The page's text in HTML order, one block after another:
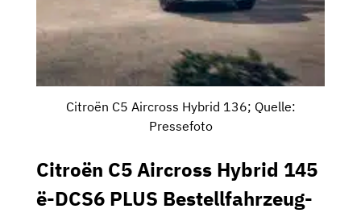
Citroën C5 Aircross Hybrid 136; Quelle:
Pressefoto
Citroën C5 Aircross Hybrid 145
ë-DCS6 PLUS Bestellfahrzeug-